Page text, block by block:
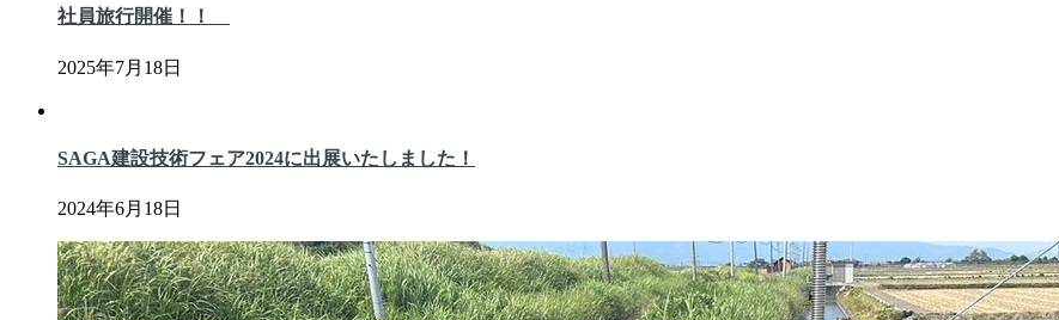
社員旅行開催！！
2025年7月18日
SAGA建設技術フェア2024に出展いたしました！
2024年6月18日